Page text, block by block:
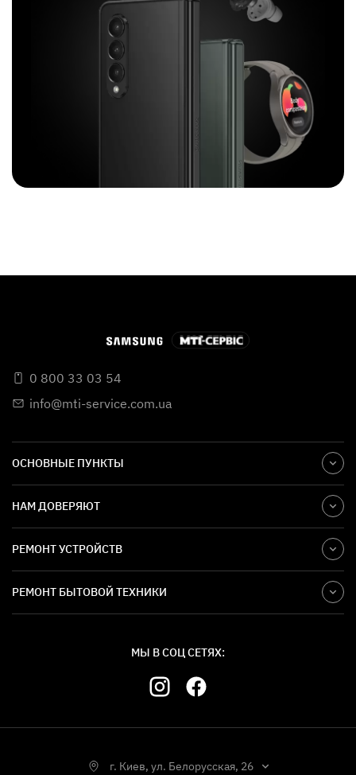
0 800 33 03 54
info@mti-service.com.ua
ОСНОВНЫЕ ПУНКТЫ
НАМ ДОВЕРЯЮТ
РЕМОНТ УСТРОЙСТВ
РЕМОНТ БЫТОВОЙ ТЕХНИКИ
МЫ В СОЦ СЕТЯХ:
г. Киев, ул. Белорусская, 26